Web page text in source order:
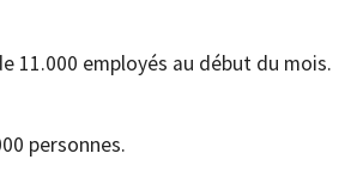
11.000 employés au début du mois.
personnes.